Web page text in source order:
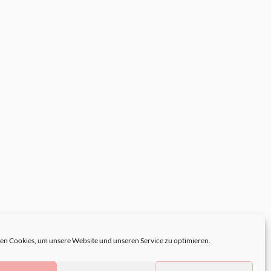
Cookies, um unsere Website und unseren Service zu optimieren.